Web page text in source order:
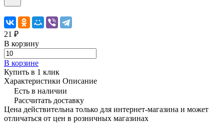
21 ₽
В корзину
В корзине
Купить в 1 клик
Характеристики Описание
Есть в наличии
Рассчитать доставку
Цена действительна только для интернет-магазина и может
отличаться от цен в розничных магазинах